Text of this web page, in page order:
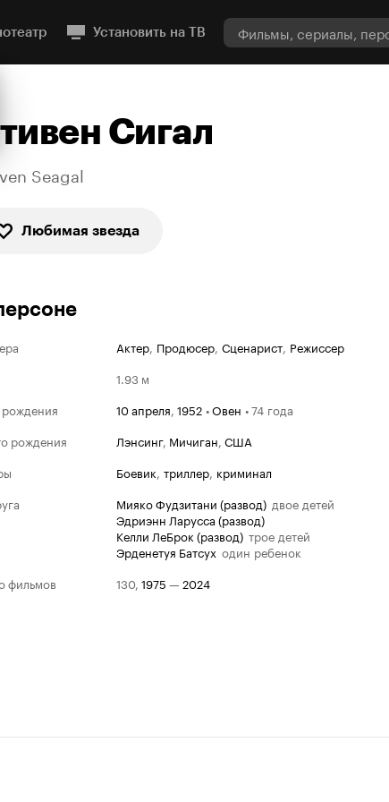
Установить на ТВ
Сигал
Seagal
Любимая звезда
Актер, Продюсер, Сценарист, Режиссер
1.93 м
рождения
10 апреля, 1952 •Овен •74 года
рождения
Лэнсинг, Мичиган, США
боевик, триллер, криминал
Мияко Фудзитани (развод) двое детей
Эдриэнн Ларусса (развод)
Келли ЛеБрок (развод) трое детей
Эрденетуя Батсух один ребенок
фильмов
130, 1975 — 2024
Золотая